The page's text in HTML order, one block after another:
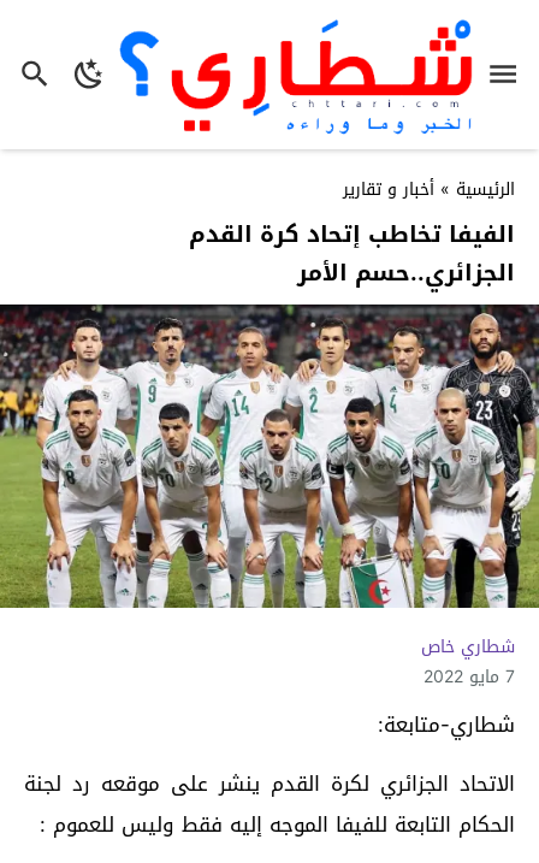
الرئيسية » أخبار و تقارير
الفيفا تخاطب إتحاد كرة القدم
الجزائري..حسم الأمر
شطاري خاص
7 مايو 2022
شطاري-متابعة:
الاتحاد الجزائري لكرة القدم ينشر على موقعه رد لجنة
الحكام التابعة للفيفا الموجه إليه فقط وليس للعموم :